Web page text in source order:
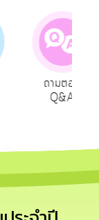
ถามตอบ
Q&A